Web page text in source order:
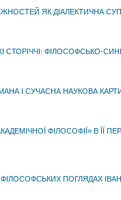
ЯК ДІАЛЕКТИЧНА
СТОРІЧЧІ: ФІЛОСОФСЬКО-
І СУЧАСНА НАУКОВА
ФІЛОСОФІЇ» В ЇЇ
ПОГЛЯДАХ